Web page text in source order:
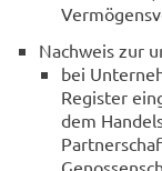
Nachweis zur
bei
Register
dem